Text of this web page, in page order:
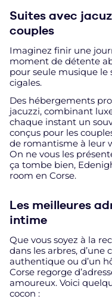
Suites avec
couples
Imaginez finir une
moment de détente
pour seule musique le
cigales.
Des hébergements
jacuzzi, combinant
chaque instant un
conçus pour les
de romantisme à leur
On ne vous les
ça tombe bien,
room en Corse.
Les meilleures
intime
Que vous soyez à la
dans les arbres, d’une
authentique ou d’un
Corse regorge
amoureux. Voici
cocon :